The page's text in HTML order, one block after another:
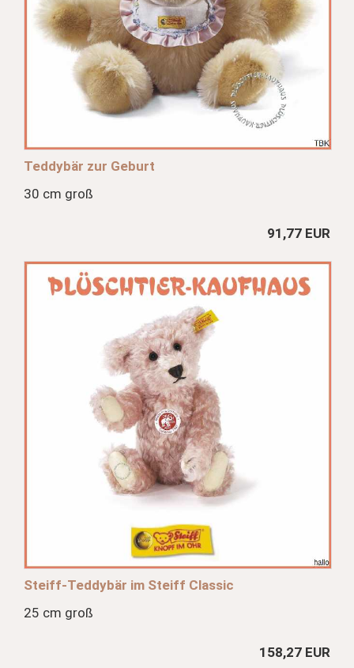
Teddybär zur Geburt
30 cm groß
91,77 EUR
Steiff-Teddybär im Steiff Classic
25 cm groß
158,27 EUR